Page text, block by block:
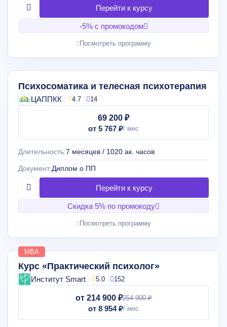
-5% с промокодом
Посмотреть программу
Психосоматика и телесная психотерапия
ЦАППКК 4.7 14
69 200 ₽
от 5 767 ₽
Длительность:7 месяцев / 1020 ак. часов
Документ:Диплом о ПП
Скидка 5% по промокоду
Посмотреть программу
MBA
Курс «Практический психолог»
Институт Smart 5.0 152
от 214 900 ₽254 900 ₽
от 8 954 ₽